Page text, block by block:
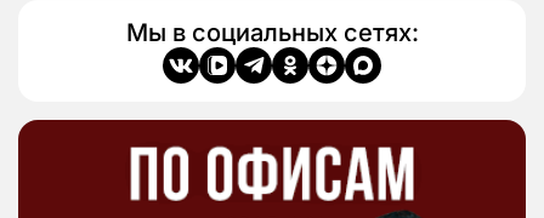
Мы в социальных сетях: